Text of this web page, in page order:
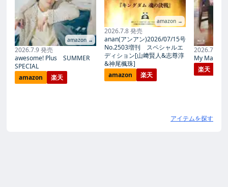
amazon →
2026.7.9 発売
awesome! Plus SUMMER
SPECIAL
amazon
楽天
amazon →
2026.7.8 発売
anan(アンアン)2026/07/15号
No.2503増刊 スペシャルエ
ディション[山﨑賢人&志尊淳
&神尾楓珠]
amazon
楽天
2026.7.27
My Magic
楽天
アイテムを探す